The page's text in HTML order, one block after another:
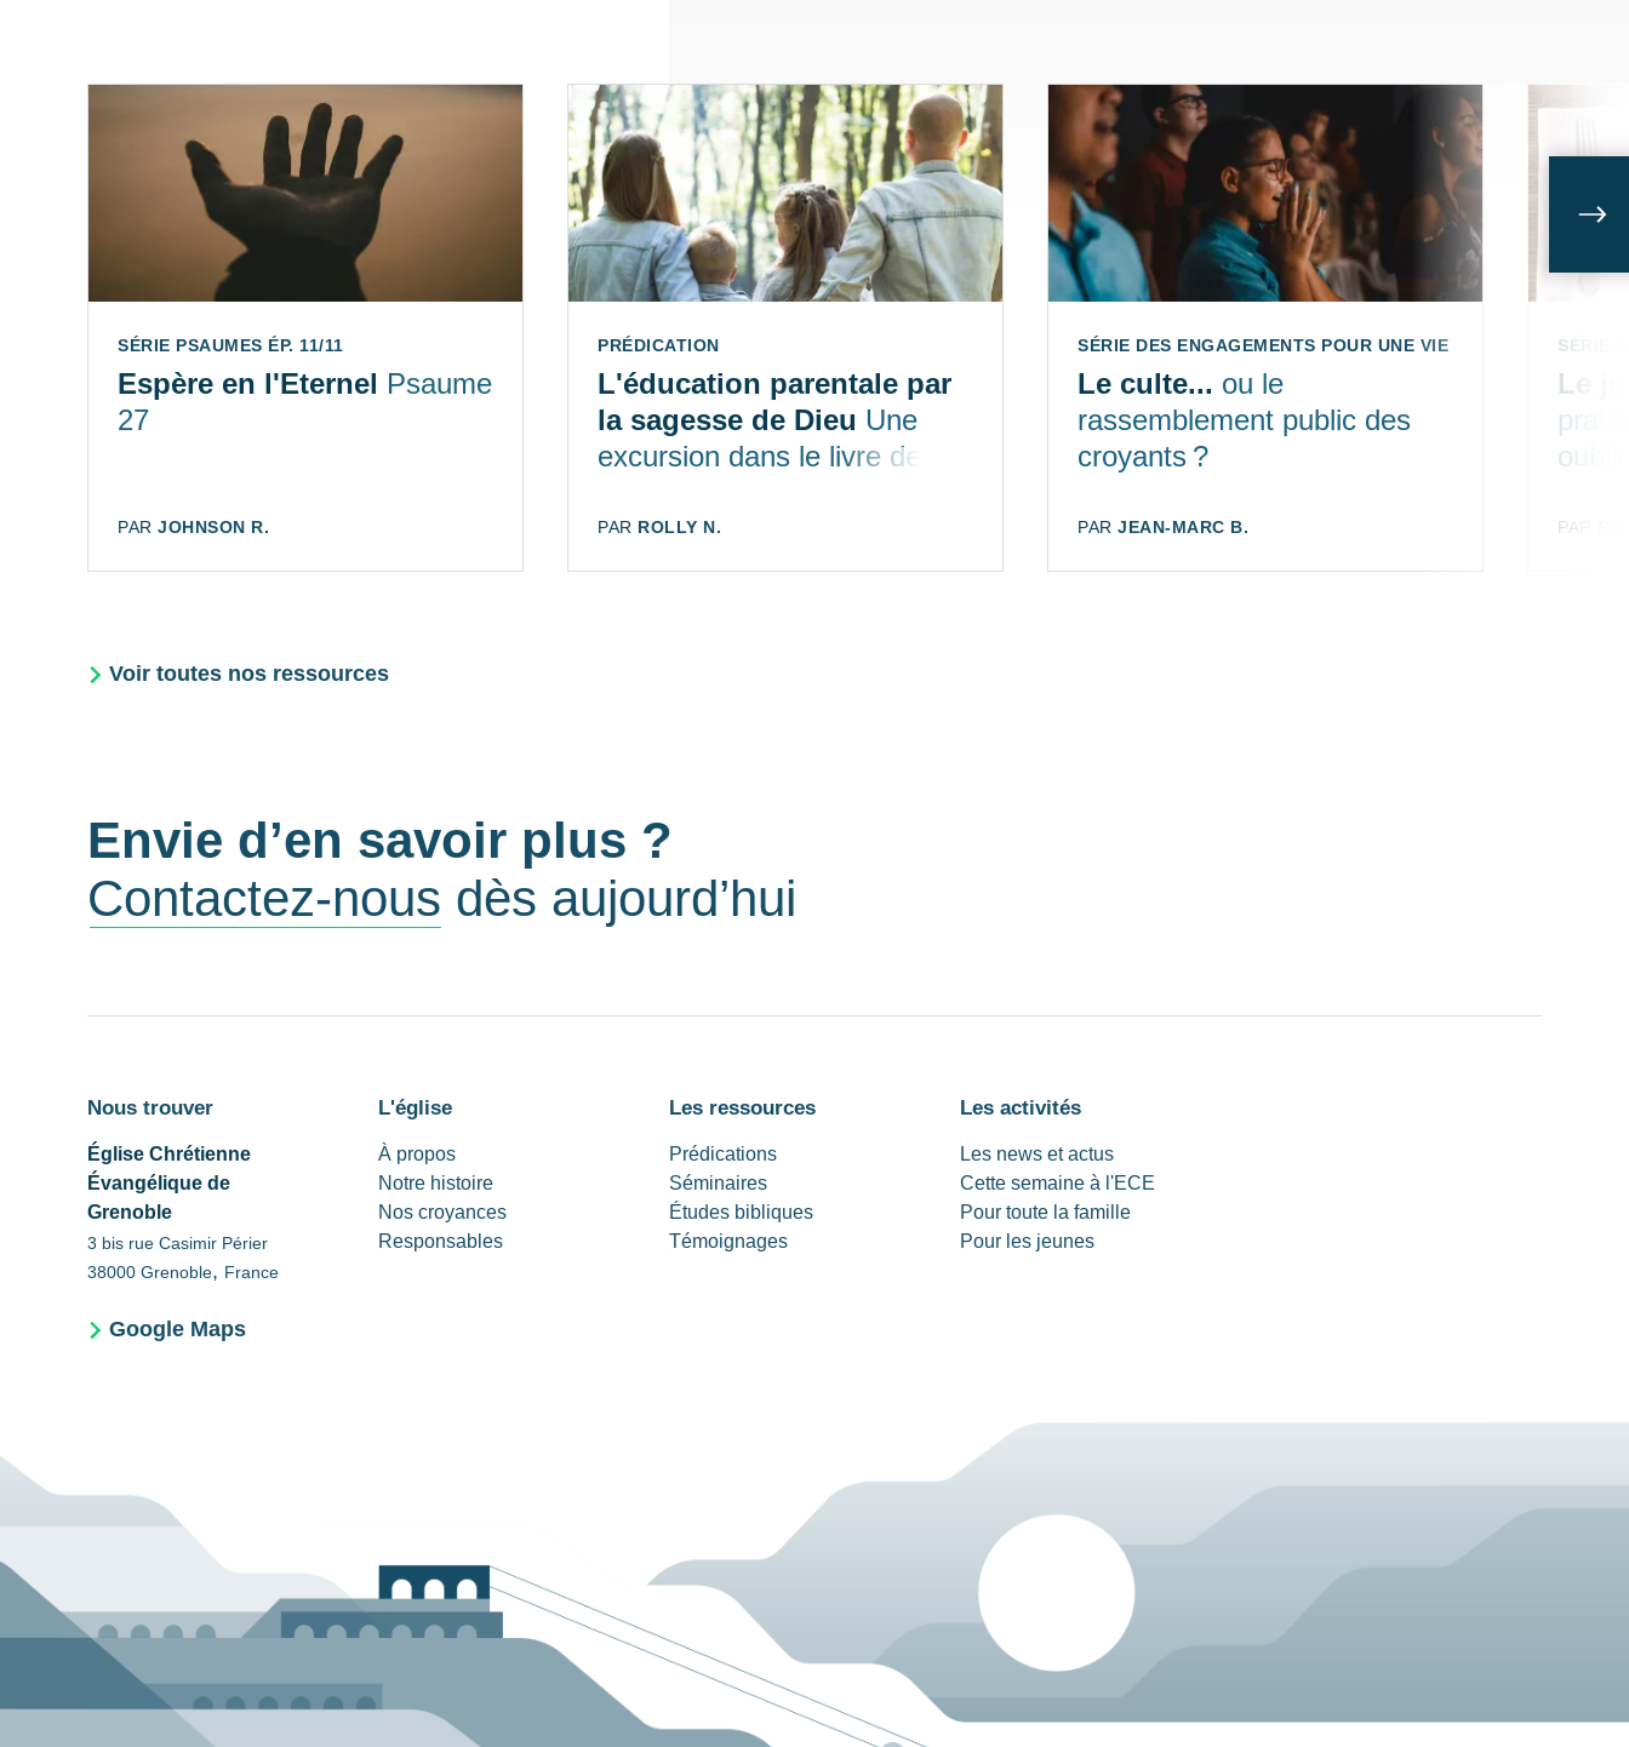
SÉRIE PSAUMES ÉP. 11/11
Espère en l'Eternel Psaume
27
AUTEUR:
PAR JOHNSON R.
TYPE:
PRÉDICATION
L'éducation parentale par
la sagesse de Dieu Une
excursion dans le livre des
AUTEUR:
PAR ROLLY N.
SÉRIE DES ENGAGEMENTS POUR UNE VIE DE DISCIPLES ÉP.
Le culte... ou le
rassemblement public des
croyants ?
AUTEUR:
PAR JEAN-MARC B.
SÉRIE
Le
PAR
Voir toutes nos ressources
Envie d’en savoir plus ?
Contactez-nous dès aujourd’hui
Nous trouver
Église Chrétienne
Évangélique de
Grenoble
3 bis rue Casimir Périer
38000 Grenoble, France
Google Maps
L'église
À propos
Notre histoire
Nos croyances
Responsables
Les ressources
Prédications
Séminaires
Études bibliques
Témoignages
Les activités
Les news et actus
Cette semaine à l'ECE
Pour toute la famille
Pour les jeunes